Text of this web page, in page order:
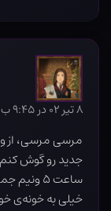
۸ تیر ۰۲ در ۹:۴۵ ب٫ظ
مرسی مرسی، از
جدید رو گوش کنم
ساعت ۵
خیلی به خونه‌ی